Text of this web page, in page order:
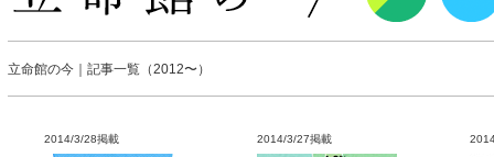
立命館の今｜記事一覧（2012〜）
2014/3/28掲載 2014/3/27掲載